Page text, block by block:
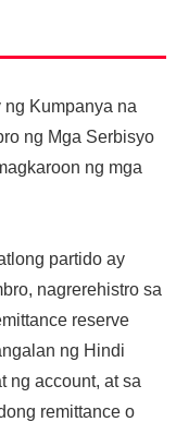
Kumpanya na
ng Mga Serbisyo
ng mga
partido ay
nagrerehistro sa
reserve
ng Hindi
ng account, at sa
remittance o